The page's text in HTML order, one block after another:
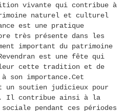
vivante qui contribue à
naturel et culturel
est une pratique
très présente dans les
important du patrimoine
est une fête qui
cette tradition et de
importance.Cet
un soutien judicieux pour
Il contribue ainsi à la
pendant ces périodes